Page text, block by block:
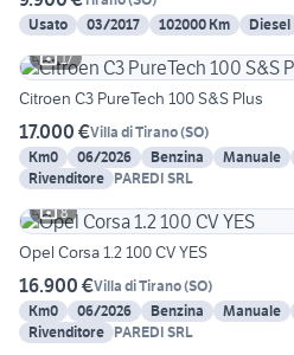
Usato
03/2017 102000 Km Diesel
17
Citroen C3 PureTech 100 S&S Plus
17.000 €Villa di Tirano(SO)
Km0
06/2026 Benzina Manuale
Rivenditore PAREDI SRL
8
Opel Corsa 1.2 100 CV YES
16.900 €Villa di Tirano(SO)
Km0
06/2026 Benzina Manuale
Rivenditore PAREDI SRL